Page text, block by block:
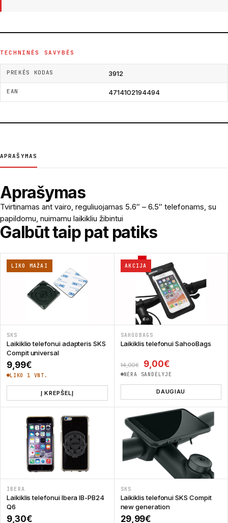
TECHNINĖS SAVYBĖS
PREKĖS KODAS 3912
EAN 4714102194494
APRAŠYMAS
Aprašymas
Tvirtinamas ant vairo, reguliuojamas 5.6″ – 6.5″ telefonams, su
papildomu, nuimamu laikikliu žibintui
Galbūt taip pat patiks
LIKO MAŽAI
SKS
Laikiklio telefonui adapteris SKS
Compit universal
9,99€
LIKO 1 VNT.
Į KREPŠELĮ
AKCIJA
SAHOOBAGS
Laikiklis telefonui SahooBags
14,00€ Original price was:
9,00€Current
NĖRA SANDĖLYJE
DAUGIAU
IBERA
Laikiklis telefonui Ibera IB-PB24
Q6
9,30€
SKS
Laikiklis telefonui SKS Compit
new generation
29,99€